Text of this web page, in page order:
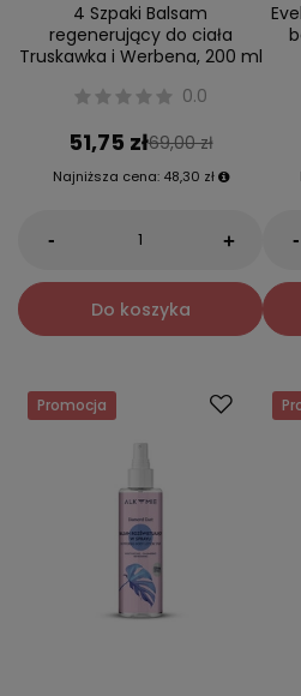
4 Szpaki Balsam
regenerujący do ciała
Truskawka i Werbena, 200 ml
0.0
51,75 zł69,00 zł
Najniższa cena: 48,30 zł
- +
Do koszyka
-
Promocja